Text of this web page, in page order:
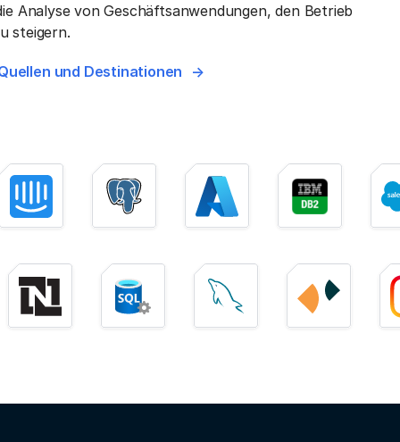
Analyse von Geschäftsanwendungen, den Betrieb
steigern.
und Destinationen